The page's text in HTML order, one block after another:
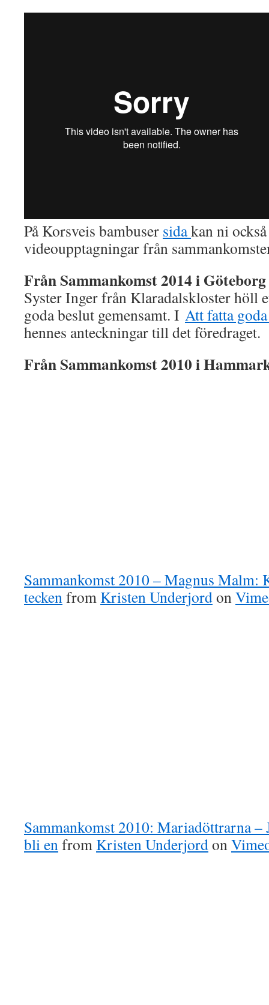
På Korsveis bambuser sidakan ni
videoupptagningar från
Från Sammankomst 2014 i Göteborg
Syster Inger från Klaradalskloster höll
goda beslut gemensamt. I Att fatta
hennes anteckningar till det föredraget.
Från Sammankomst 2010 i
Sammankomst 2010 – Magnus Malm:
teckenfrom Kristen Underjordon
Sammankomst 2010: Mariadöttrarna –
bli enfrom Kristen Underjordon